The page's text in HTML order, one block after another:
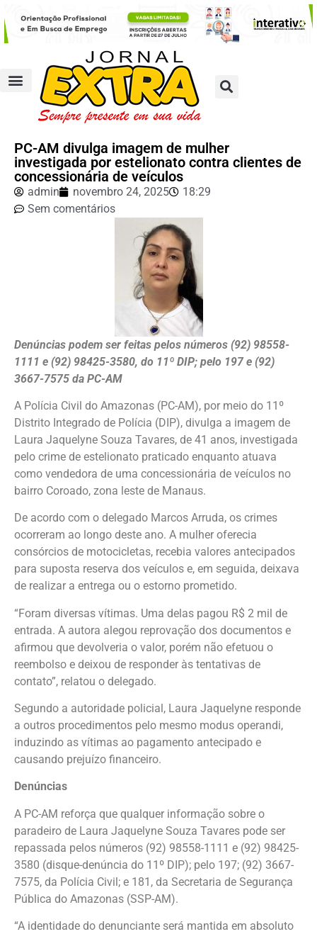
PC-AM divulga imagem de mulher
investigada por estelionato contra clientes de
concessionária de veículos
admin novembro 24, 2025
18:29
Sem comentários
Denúncias podem ser feitas pelos números (92) 98558-
1111 e (92) 98425-3580, do 11º DIP; pelo 197 e (92)
3667-7575 da PC-AM
A Polícia Civil do Amazonas (PC-AM), por meio do 11º
Distrito Integrado de Polícia (DIP), divulga a imagem de
Laura Jaquelyne Souza Tavares, de 41 anos, investigada
pelo crime de estelionato praticado enquanto atuava
como vendedora de uma concessionária de veículos no
bairro Coroado, zona leste de Manaus.
De acordo com o delegado Marcos Arruda, os crimes
ocorreram ao longo deste ano. A mulher oferecia
consórcios de motocicletas, recebia valores antecipados
para suposta reserva dos veículos e, em seguida, deixava
de realizar a entrega ou o estorno prometido.
“Foram diversas vítimas. Uma delas pagou R$ 2 mil de
entrada. A autora alegou reprovação dos documentos e
afirmou que devolveria o valor, porém não efetuou o
reembolso e deixou de responder às tentativas de
contato”, relatou o delegado.
Segundo a autoridade policial, Laura Jaquelyne responde
a outros procedimentos pelo mesmo modus operandi,
induzindo as vítimas ao pagamento antecipado e
causando prejuízo financeiro.
Denúncias
A PC-AM reforça que qualquer informação sobre o
paradeiro de Laura Jaquelyne Souza Tavares pode ser
repassada pelos números (92) 98558-1111 e (92) 98425-
3580 (disque-denúncia do 11º DIP); pelo 197; (92) 3667-
7575, da Polícia Civil; e 181, da Secretaria de Segurança
Pública do Amazonas (SSP-AM).
“A identidade do denunciante será mantida em absoluto